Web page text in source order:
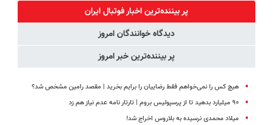
رایگان+پرداخت
اقساطی😍
◗پرسش‌نامه◖
پرسش‌نامه)
پر بیننده‌ترین اخبار فوتبال ايران
دیدگاه خوانندگان امروز
پر بیننده‌ترین خبر امروز
هیچ کس را نمی‌خواهم فقط رضاییان را برایم بخرید | مقصد رامین مشخص شد؟
۹۰ میلیارد بدهید تا از پرسپولیس بروم | تارتار نامه عدم نیاز هم زد
میلاد محمدی نرسیده به بلاروس اخراج شد!